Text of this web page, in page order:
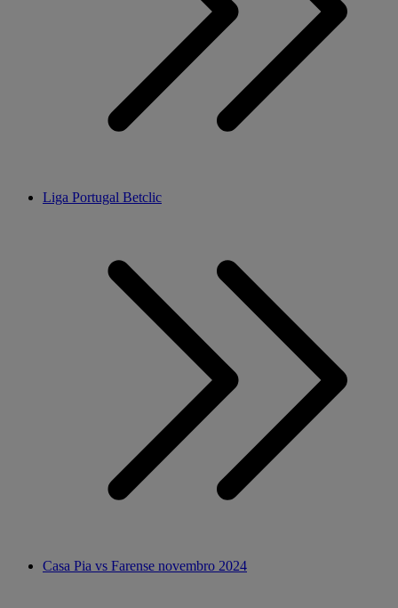
Liga Portugal Betclic
Casa Pia vs Farense novembro 2024